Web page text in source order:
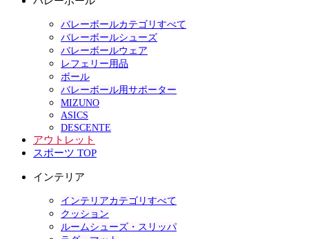
バレーボールカテゴリすべて
バレーボールシューズ
バレーボールウェア
レフェリー用品
ボール
バレーボール用サポーター
MIZUNO
ASICS
DESCENTE
アウトレット
スポーツ TOP
インテリア
インテリアカテゴリすべて
クッション
ルームシューズ・スリッパ